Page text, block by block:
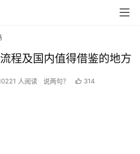
程及国内值得借鉴的地方
人阅读 说两句？ 314